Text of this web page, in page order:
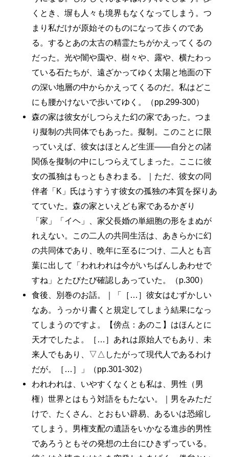
くとき、塀も人々も境界もなくなってしまう。つ
まり私だけが原始そのものになって歩くのであ
る。するとあの太古の精霊たちがかえってくるの
だった。光や闇や靄や、樹々や、露や、横たわっ
ている石たちが、遠ざかってゆく太陽と地面の下
の深い地層の中からかえってくるのだ。私はどこ
にも腰かけないで歩いてゆく。（pp.299-300）
森の家は彼女がしつらえた幻の家であった。つま
り擬制の共同体でもあった。擬制。このことに限
っていえば、彼女はほとんど生涯――自分との諸
関係を擬制の中にしつらえてしまった。ここに彼
女の孤独はもっともきわまる。｜ただ、彼女の同
伴者「K」氏はうすうす彼女の孤独の本質を探りあ
てていた。森の家といえども家であるかぎり
「家」「イヘ」、家父長婚の単細胞の形をまぬが
れえない。この二人の共同生活は、あきらかに幻
の共同体であり、晩年に至るにつけ、二人とも言
葉に出して「われわれは今がいちばんしあわせで
すね」とたびたび確認しあっていた。（p.300）
食後、別巻のお話。｜「［…］彼女はむずかしい
なあ。うっかり書くと規定してしまう結果になっ
てしまうのですよ。【傍点：あのこ】はほんとに
天才でしたよ。［…］あれは原始人でもあり、未
来人でもあり、▽△したがって現代人であるわけ
だが。［…］」（pp.301-302）
われわれは、いやすくなくとも私は、男性（男
権）世界とはもう対語をもたない。｜男をみただ
けで、たくさん、とおもい辟易、あるいは恐縮し
てしまう。男権支配の遺語をいかなる進歩的男性
であろうともその発想の土台にひきずっている。